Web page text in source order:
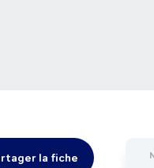
la fiche